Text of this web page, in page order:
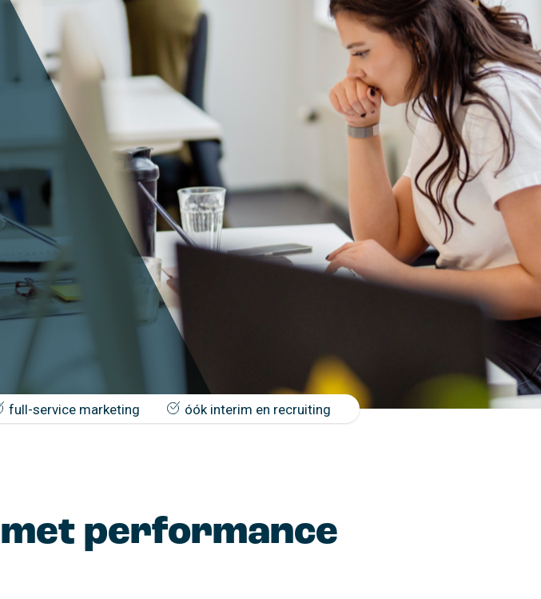
marketing
SEA, Social media, CRO,
Campagnes
Campagnes die jouw doelgroep
activeren.
marketing
die jouw merk tot leven
Websites
Converterende,
onderscheidende websites.
full-service marketing óók interim en recruiting
performance